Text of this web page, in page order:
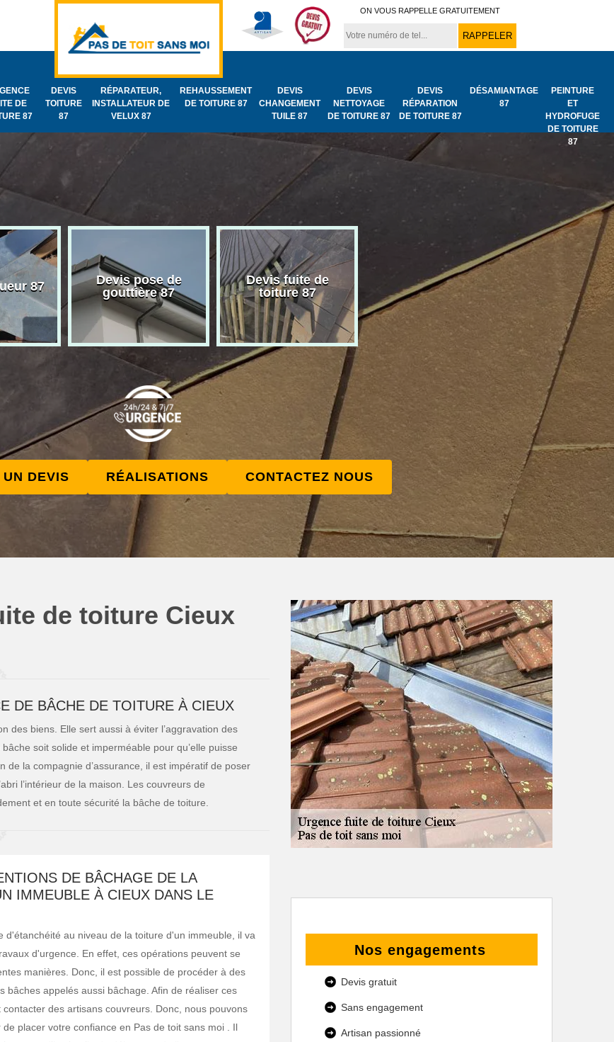
ON VOUS RAPPELLE GRATUITEMENT
DE
87
DEVIS
TOITURE
87
RÉPARATEUR,
INSTALLATEUR DE
VELUX 87
REHAUSSEMENT
DE TOITURE 87
DEVIS
CHANGEMENT
TUILE 87
DEVIS
NETTOYAGE
DE TOITURE 87
DEVIS
RÉPARATION
DE TOITURE 87
DÉSAMIANTAGE
87
PEINTURE
ET
HYDROFUGE
DE TOITURE
87
87
Devis pose de
gouttière 87
Devis fuite de
toiture 87
Bâchage de toiture
87
Urgence
toiture 87
DEVIS RÉALISATIONS CONTACTEZ NOUS
de toiture Cieux
DE BÂCHE DE TOITURE À CIEUX
des biens. Elle sert aussi à éviter l’aggravation des
soit solide et imperméable pour qu’elle puisse
de la compagnie d’assurance, il est impératif de poser
l’intérieur de la maison. Les couvreurs de
et en toute sécurité la bâche de toiture.
DE BÂCHAGE DE LA
IMMEUBLE À CIEUX DANS LE
d'étanchéité au niveau de la toiture d'un immeuble, il va
d'urgence. En effet, ces opérations peuvent se
manières. Donc, il est possible de procéder à des
bâches appelés aussi bâchage. Afin de réaliser ces
contacter des artisans couvreurs. Donc, nous pouvons
placer votre confiance en Pas de toit sans moi . Il
Nos engagements
Devis gratuit
Sans engagement
Artisan passionné